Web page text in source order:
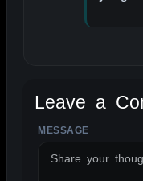
Leave a
MESSAGE
ALTERNATIVE: